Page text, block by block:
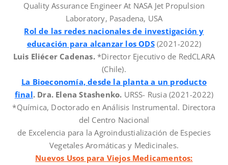
Quality Assurance Engineer At NASA Jet Propulsion
Laboratory, Pasadena, USA
Rol de las redes nacionales de investigación y
educación para alcanzar los ODS (2021-2022)
Luis Eliécer Cadenas. *Director Ejecutivo de RedCLARA
(Chile).
La Bioeconomía, desde la planta a un producto
final. Dra. Elena Stashenko. URSS- Rusia (2021-2022)
*Química, Doctorado en Análisis Instrumental. Directora
del Centro Nacional
de Excelencia para la Agroindustialización de Especies
Vegetales Aromáticas y Medicinales.
Nuevos Usos para Viejos Medicamentos: